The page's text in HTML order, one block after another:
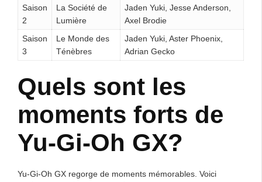
Saison
2
La Société de
Lumière
Jaden Yuki, Jesse Anderson,
Axel Brodie
Saison
3
Le Monde des
Ténèbres
Jaden Yuki, Aster Phoenix,
Adrian Gecko
Quels sont les
moments forts de
Yu-Gi-Oh GX?
Yu-Gi-Oh GX regorge de moments mémorables. Voici